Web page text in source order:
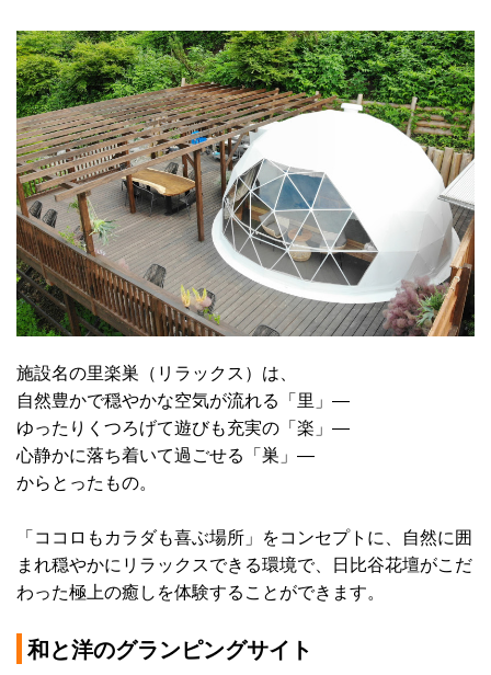
施設名の里楽巣（リラックス）は、
自然豊かで穏やかな空気が流れる「里」―
ゆったりくつろげて遊びも充実の「楽」―
心静かに落ち着いて過ごせる「巣」―
からとったもの。
「ココロもカラダも喜ぶ場所」をコンセプトに、自然に囲
まれ穏やかにリラックスできる環境で、日比谷花壇がこだ
わった極上の癒しを体験することができます。
和と洋のグランピングサイト